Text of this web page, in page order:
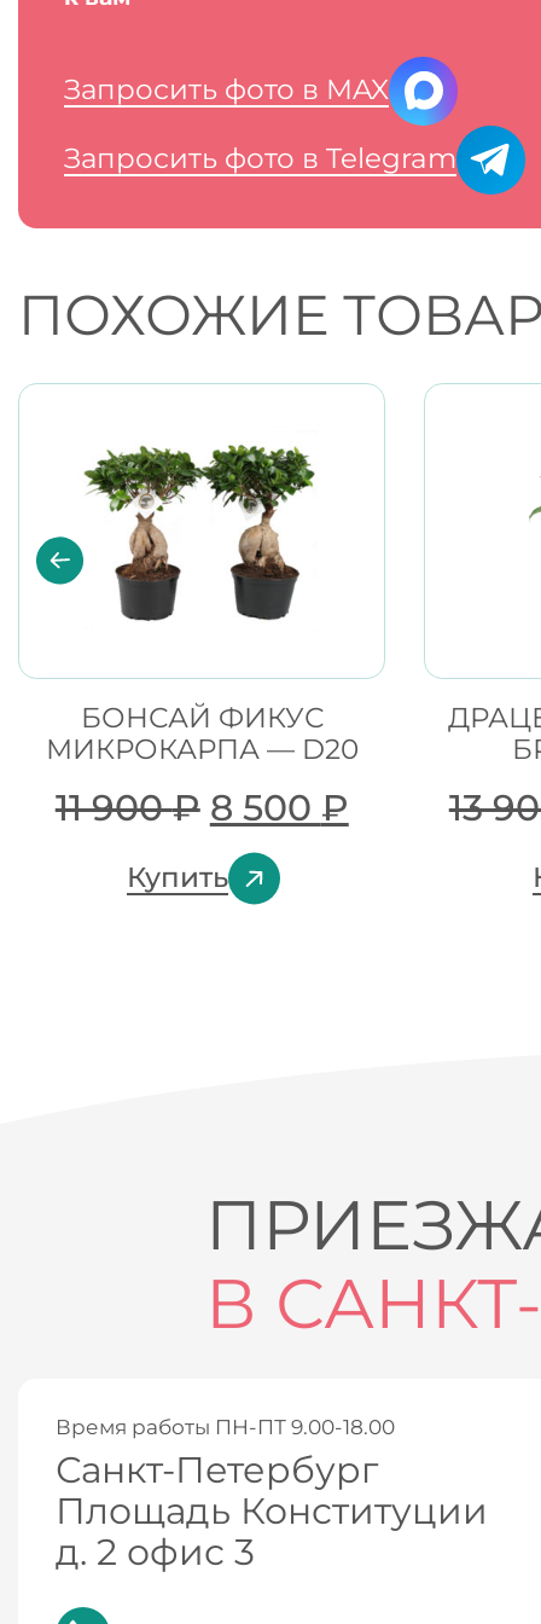
Запросить фото в MAX
Запросить фото в Telegram
ПОХОЖИЕ
БОНСАЙ ФИКУС
МИКРОКАРПА — D20
11 900₽ 8 500 ₽
Купить
13
В
Время работы ПН-ПТ 9.00-18.00
Санкт-Петербург
Площадь Конституции
д. 2 офис 3